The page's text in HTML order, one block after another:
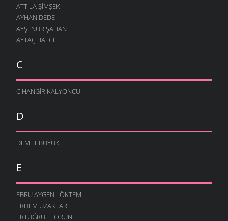
ATTILA ŞIMŞEK
AYHAN DEDE
AYŞENUR ŞAHAN
AYTAÇ BALCI
C
CIHANGIR KALYONCU
D
DEMET BÜYÜK
E
EBRU AYGEN - ÖKTEM
ERDEM UZAKLAR
ERTUĞRUL TÖRÜN